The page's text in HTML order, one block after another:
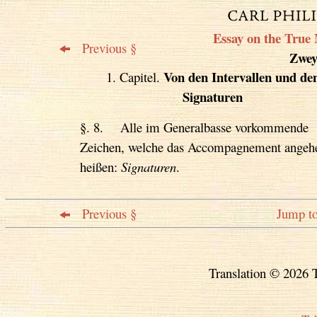
Previous §
Essay on the
1. Capitel. Von den Intervallen und
Signaturen
§. 8. Alle im Generalbasse vorkommende
Zeichen, welche das Accompagnement
heißen: Signaturen.
Previous § Jump
Translation © 2026